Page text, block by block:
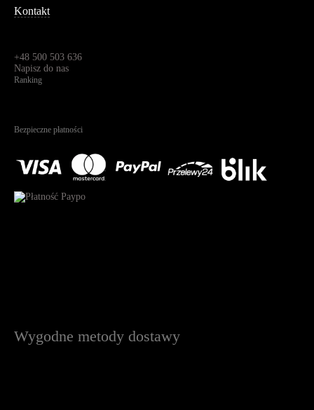
Kontakt
+48 500 503 636
Napisz do nas
Ranking
Bezpieczne płatności
Wygodne metody dostawy